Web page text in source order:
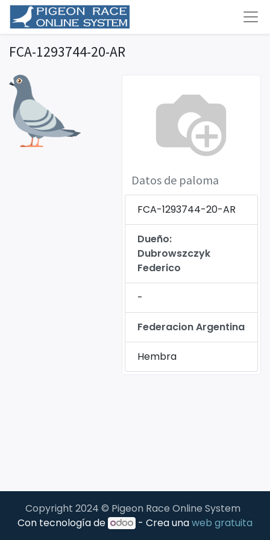
FCA-1293744-20-AR
Datos de paloma
FCA-1293744-20-AR
Dueño:
Dubrowszczyk
Federico
-
Federacion Argentina
Hembra
Copyright 2024 © Pigeon Race Online System
Con tecnología de
- Crea unaweb gratuita